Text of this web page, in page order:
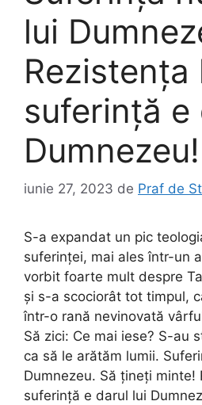
lui
Rezistența
suferință e
Dumnezeu!
iunie 27, 2023 de Praf de
S-a expandat un pic
suferinței, mai ales într-un
vorbit foarte mult despre
și s-a scociorât tot timpul,
într-o rană nevinovată
Să zici: Ce mai iese? S-au
ca să le arătăm lumii.
Dumnezeu. Să țineți minte!
suferință e darul lui